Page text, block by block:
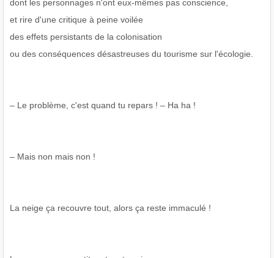
dont les personnages n'ont eux-mêmes pas conscience,
et rire d'une critique à peine voilée
des effets persistants de la colonisation
ou des conséquences désastreuses du tourisme sur l'écologie.
– Le problème, c'est quand tu repars ! – Ha ha !
– Mais non mais non !
La neige ça recouvre tout, alors ça reste immaculé !